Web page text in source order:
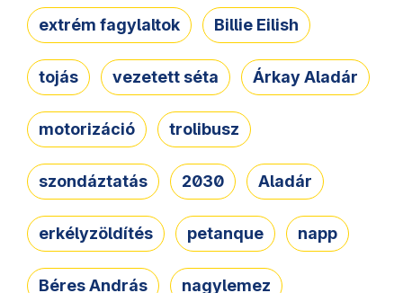
extrém fagylaltok Billie Eilish
tojás vezetett séta Árkay Aladár
motorizáció trolibusz
szondáztatás 2030 Aladár
erkélyzöldítés petanque napp
Béres András nagylemez